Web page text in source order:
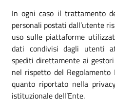
In ogni caso il trattamento
personali postati dall’utente
uso sulle piattaforme
dati condivisi dagli utenti
spediti direttamente ai
nel rispetto del
quanto riportato nella
istituzionale dell’Ente.